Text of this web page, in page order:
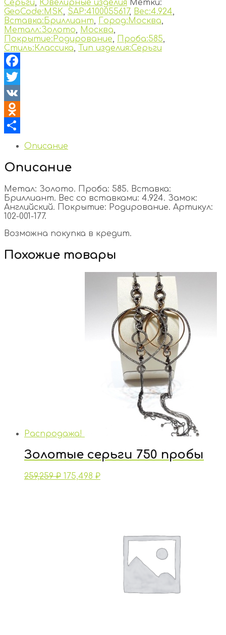
Серьги, Ювелирные изделия Метки:
GeoCode:MSK, SAP:4100055617, Вес:4.924,
Вставка:Бриллиант, Город:Москва,
Металл:Золото, Москва,
Покрытие:Родирование, Проба:585,
Стиль:Классика, Тип изделия:Серьги
Facebook
Twitter
VK
Odnoklassniki
Отправить
Описание
Описание
Метал: Золото. Проба: 585. Вставка:
Бриллиант. Вес со вставками: 4.924. Замок:
Английский. Покрытие: Родирование. Артикул:
102-001-177.
Возможна покупка в кредит.
Похожие товары
Распродажа!
Золотые серьги 750 пробы
259,259₽ 175,498 ₽